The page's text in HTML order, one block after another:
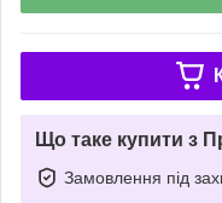
Що таке купити з
Замовлення під